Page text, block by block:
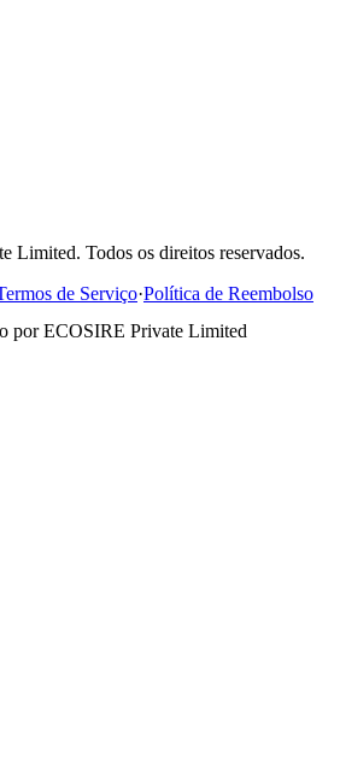
Limited. Todos os direitos reservados.
de Serviço·Política de Reembolso
por ECOSIRE Private Limited